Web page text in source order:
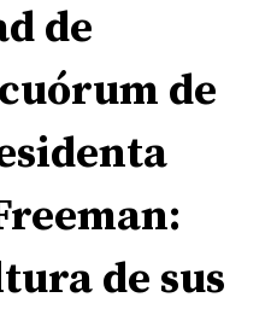
de
de
de sus